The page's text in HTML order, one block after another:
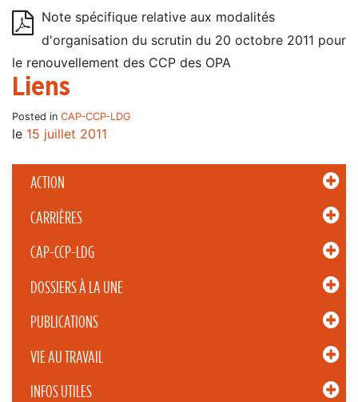
ACTION
CARRIÈRES
CAP-CCP-LDG
DOSSIERS À LA UNE
PUBLICATIONS
VIE AU TRAVAIL
INFOS UTILES
Note spécifique relative aux modalités
d'organisation du scrutin du 20 octobre 2011 pour
le renouvellement des CCP des OPA
Liens
Posted in CAP-CCP-LDG
le 15 juillet 2011